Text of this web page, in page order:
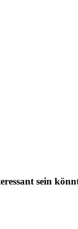
sein